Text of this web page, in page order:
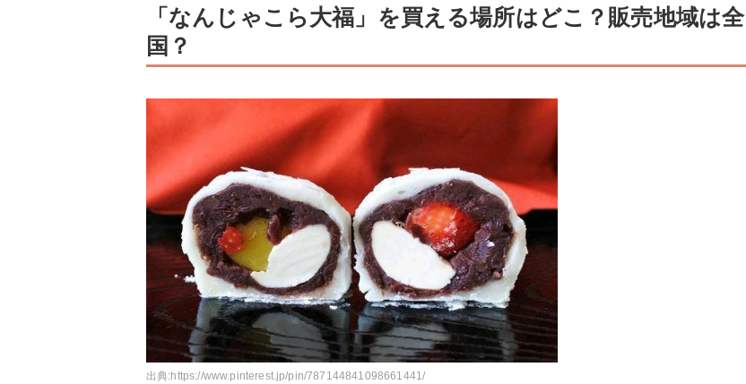
「なんじゃこら大福」を買える場所はどこ？販売地域は全
国？
出典:https://www.pinterest.jp/pin/787144841098661441/